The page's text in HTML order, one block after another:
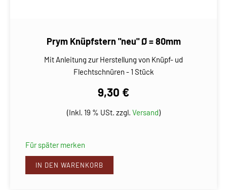
Prym Knüpfstern "neu" Ø = 80mm
Mit Anleitung zur Herstellung von Knüpf- ud
Flechtschnüren - 1 Stück
9,30 €
(Inkl. 19 % USt. zzgl. Versand)
Für später merken
IN DEN WARENKORB